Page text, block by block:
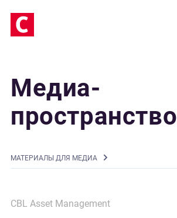
Медиа-
пространство
MАТЕРИАЛЫ ДЛЯ МЕДИА
CBL Asset Management